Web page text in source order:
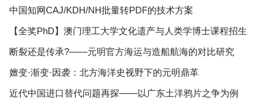
中国知网CAJ/KDH/NH批量转PDF的技术方案
【全奖PhD】澳门理工大学文化遗产与人类学博士课程招生
断裂还是传承?——元明官方海运与造船航海的对比研究
嬗变·渐变·因袭：北方海洋史视野下的元明鼎革
近代中国进口替代问题再探——以广东土洋鸦片之争为例